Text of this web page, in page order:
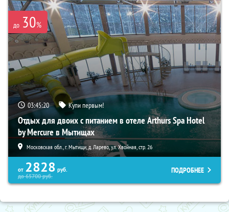
до 30%
03:45:18 Купи первым!
Отдых для двоих с питанием в отеле Arthurs Spa Hotel
by Mercure в Мытищах
Московская обл., г. Мытищи, д. Ларево, ул. Хвойная, стр. 26
от 2828 руб.
до65700руб.
ПОДРОБНЕЕ